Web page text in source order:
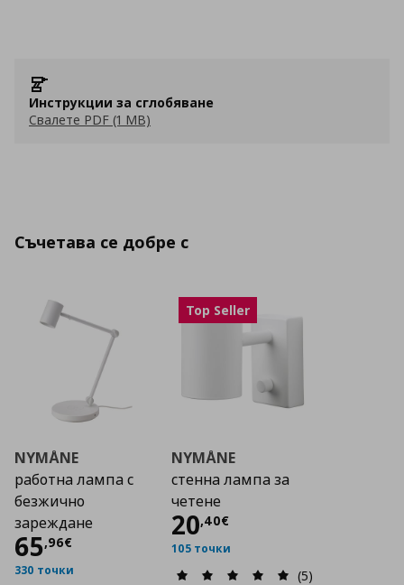
Инструкции за сглобяване
Свалете PDF (1 MB)
Съчетава се добре с
NYMÅNE
работна лампа с
безжично
зареждане
65,96€
Цена 65,96 €
330 точки
Top Seller
NYMÅNE
стенна лампа за
четене
20,40€
Цена
105 точки
(5)